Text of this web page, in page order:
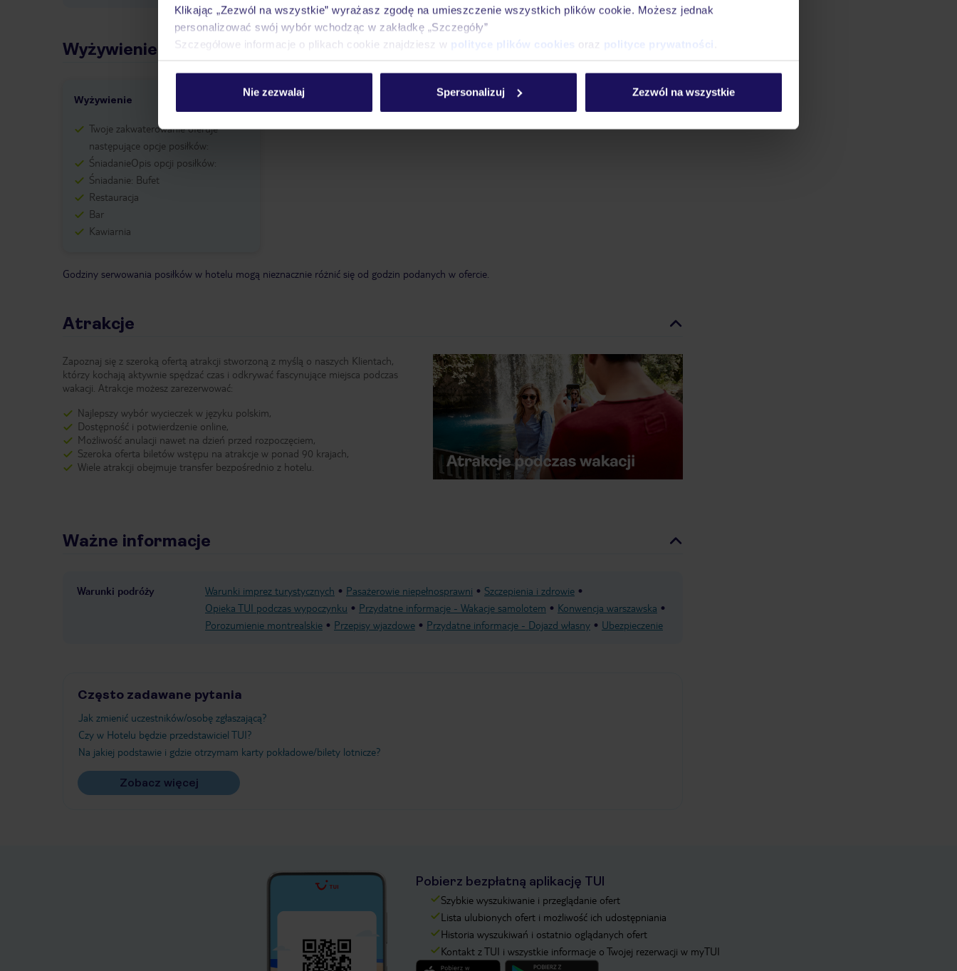
Klikając „Zezwól na wszystkie” wyrażasz zgodę na umieszczenie wszystkich plików cookie. Możesz jednak
personalizować swój wybór wchodząc w zakładkę „Szczegóły”
Szczegółowe informacje o plikach cookie znajdziesz w polityce plików cookies oraz polityce prywatności
Nie zezwalaj Spersonalizuj Zezwól na wszystkie
Wyżywienie
Wyżywienie
Twoje zakwaterowanie oferuje
następujące opcje posiłków:
ŚniadanieOpis opcji posiłków:
Śniadanie: Bufet
Restauracja
Bar
Kawiarnia
Godziny serwowania posiłków w hotelu mogą nieznacznie różnić się od godzin podanych w ofercie.
Atrakcje
Zapoznaj się z szeroką ofertą atrakcji stworzoną z myślą o naszych Klientach,
którzy kochają aktywnie spędzać czas i odkrywać fascynujące miejsca podczas
wakacji. Atrakcje możesz zarezerwować:
Najlepszy wybór wycieczek w języku polskim,
Dostępność i potwierdzenie online,
Możliwość anulacji nawet na dzień przed rozpoczęciem,
Szeroka oferta biletów wstępu na atrakcje w ponad 90 krajach,
Wiele atrakcji obejmuje transfer bezpośrednio z hotelu.
Ważne informacje
Warunki podróży Warunki imprez turystycznych Pasażerowie niepełnosprawni
Szczepienia i zdrowie
Opieka TUI podczas wypoczynku
Przydatne informacje - Wakacje samolotem
Konwencja warszawska
Porozumienie montrealskie
Przepisy wjazdowe Przydatne informacje - Dojazd własny Ubezpieczenie
Często zadawane pytania
Jak zmienić uczestników/osobę zgłaszającą?
Czy w Hotelu będzie przedstawiciel TUI?
Na jakiej podstawie i gdzie otrzymam karty pokładowe/bilety lotnicze?
Zobacz więcej
Pobierz bezpłatną aplikację TUI
Szybkie wyszukiwanie i przeglądanie ofert
Lista ulubionych ofert i możliwość ich udostępniania
Historia wyszukiwań i ostatnio oglądanych ofert
Kontakt z TUI i wszystkie informacje o Twojej rezerwacji w myTUI